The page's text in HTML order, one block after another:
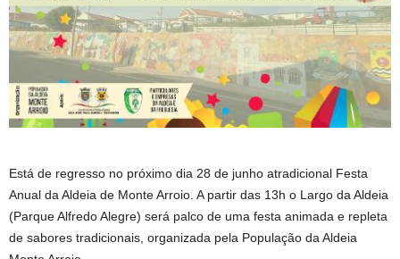
Está de regresso no próximo dia 28 de junho atradicional Festa
Anual da Aldeia de Monte Arroio. A partir das 13h o Largo da Aldeia
(Parque Alfredo Alegre) será palco de uma festa animada e repleta
de sabores tradicionais, organizada pela População da Aldeia